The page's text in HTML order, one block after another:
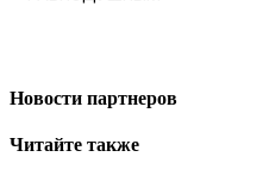
Новости партнеров
Читайте также